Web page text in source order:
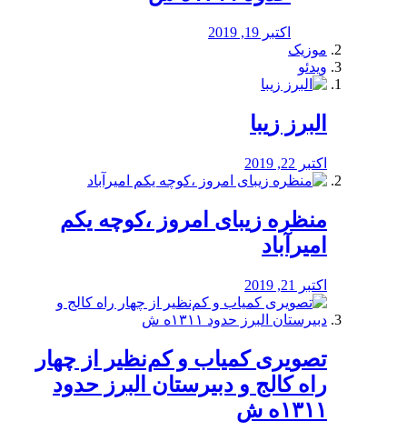
اکتبر 19, 2019
موزیک
ویدئو
البرز زیبا
اکتبر 22, 2019
منظره‌‌ زیبای امروز ،کوچه یکم
امیرآباد
اکتبر 21, 2019
️تصویری کمیاب و کم‌نظیر از چهار
راه كالج و دبيرستان البرز حدود
۱۳۱۱ه ش